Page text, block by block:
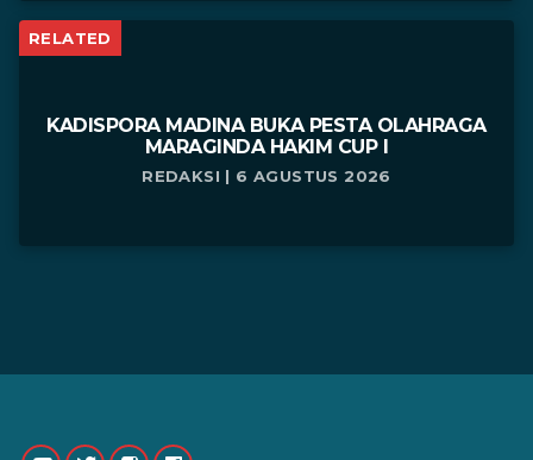
RELATED
KADISPORA MADINA BUKA PESTA OLAHRAGA
MARAGINDA HAKIM CUP I
REDAKSI | 6 AGUSTUS 2026